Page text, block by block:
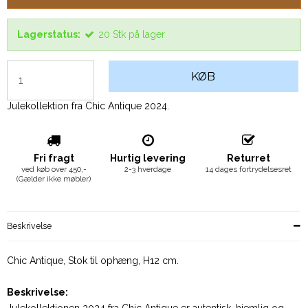
Lagerstatus: 20 Stk på lager
KØB
Julekollektion fra Chic Antique 2024.
Fri fragt
ved køb over 450,-
(Gælder ikke møbler)
Hurtig levering
2-3 hverdage
Returret
14 dages fortrydelsesret
Beskrivelse
Chic Antique, Stok til ophæng, H12 cm.
Beskrivelse: